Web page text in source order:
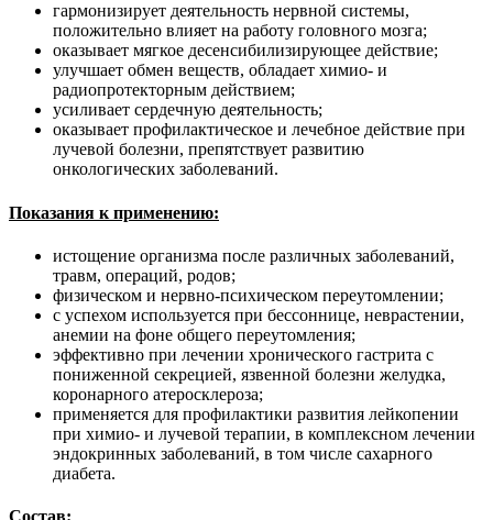
гармонизирует деятельность нервной системы,
положительно влияет на работу головного мозга;
оказывает мягкое десенсибилизирующее действие;
улучшает обмен веществ, обладает химио- и
радиопротекторным действием;
усиливает сердечную деятельность;
оказывает профилактическое и лечебное действие при
лучевой болезни, препятствует развитию
онкологических заболеваний.
Показания к применению:
истощение организма после различных заболеваний,
травм, операций, родов;
физическом и нервно-психическом переутомлении;
с успехом используется при бессоннице, неврастении,
анемии на фоне общего переутомления;
эффективно при лечении хронического гастрита с
пониженной секрецией, язвенной болезни желудка,
коронарного атеросклероза;
применяется для профилактики развития лейкопении
при химио- и лучевой терапии, в комплексном лечении
эндокринных заболеваний, в том числе сахарного
диабета.